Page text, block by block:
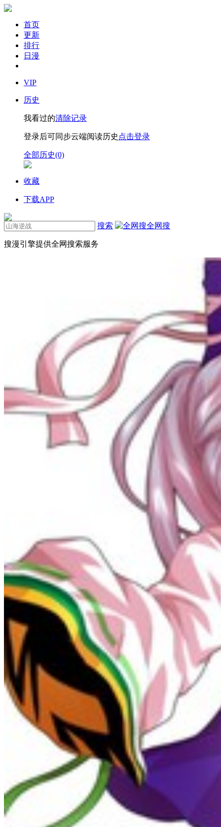
首页
更新
排行
日漫
VIP
历史
我看过的清除记录
登录后可同步云端阅读历史 点击登录
全部历史(0)
收藏
下载APP
搜索 全网搜
搜漫引擎提供全网搜索服务